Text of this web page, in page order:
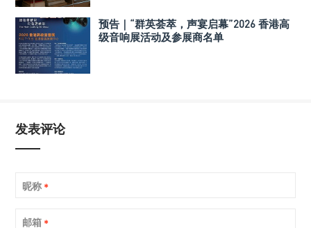
预告｜“群英荟萃，声宴启幕”2026 香港高
级音响展活动及参展商名单
发表评论
昵称 *
邮箱 *